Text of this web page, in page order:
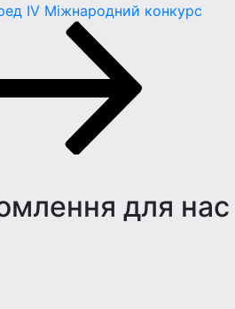
IV Міжнародний конкурс
для нас